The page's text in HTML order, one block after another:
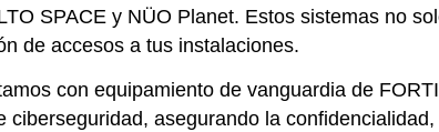
SPACE y NÜO Planet. Estos sistemas no
de accesos a tus instalaciones.
con equipamiento de vanguardia de
ciberseguridad, asegurando la